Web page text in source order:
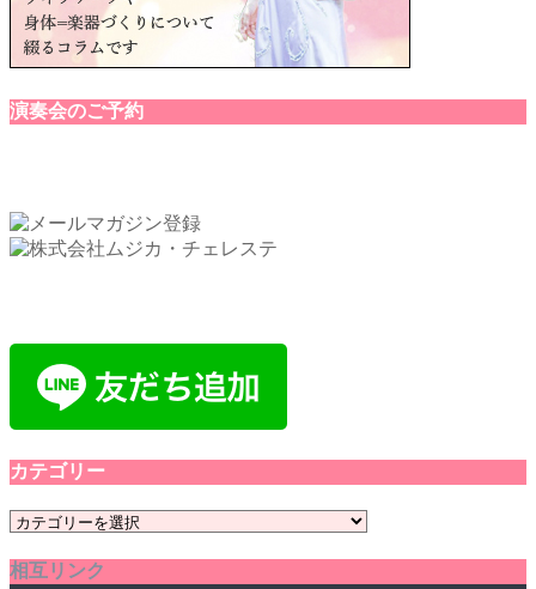
演奏会のご予約
カテゴリー
カ
ゴ
相互リンク